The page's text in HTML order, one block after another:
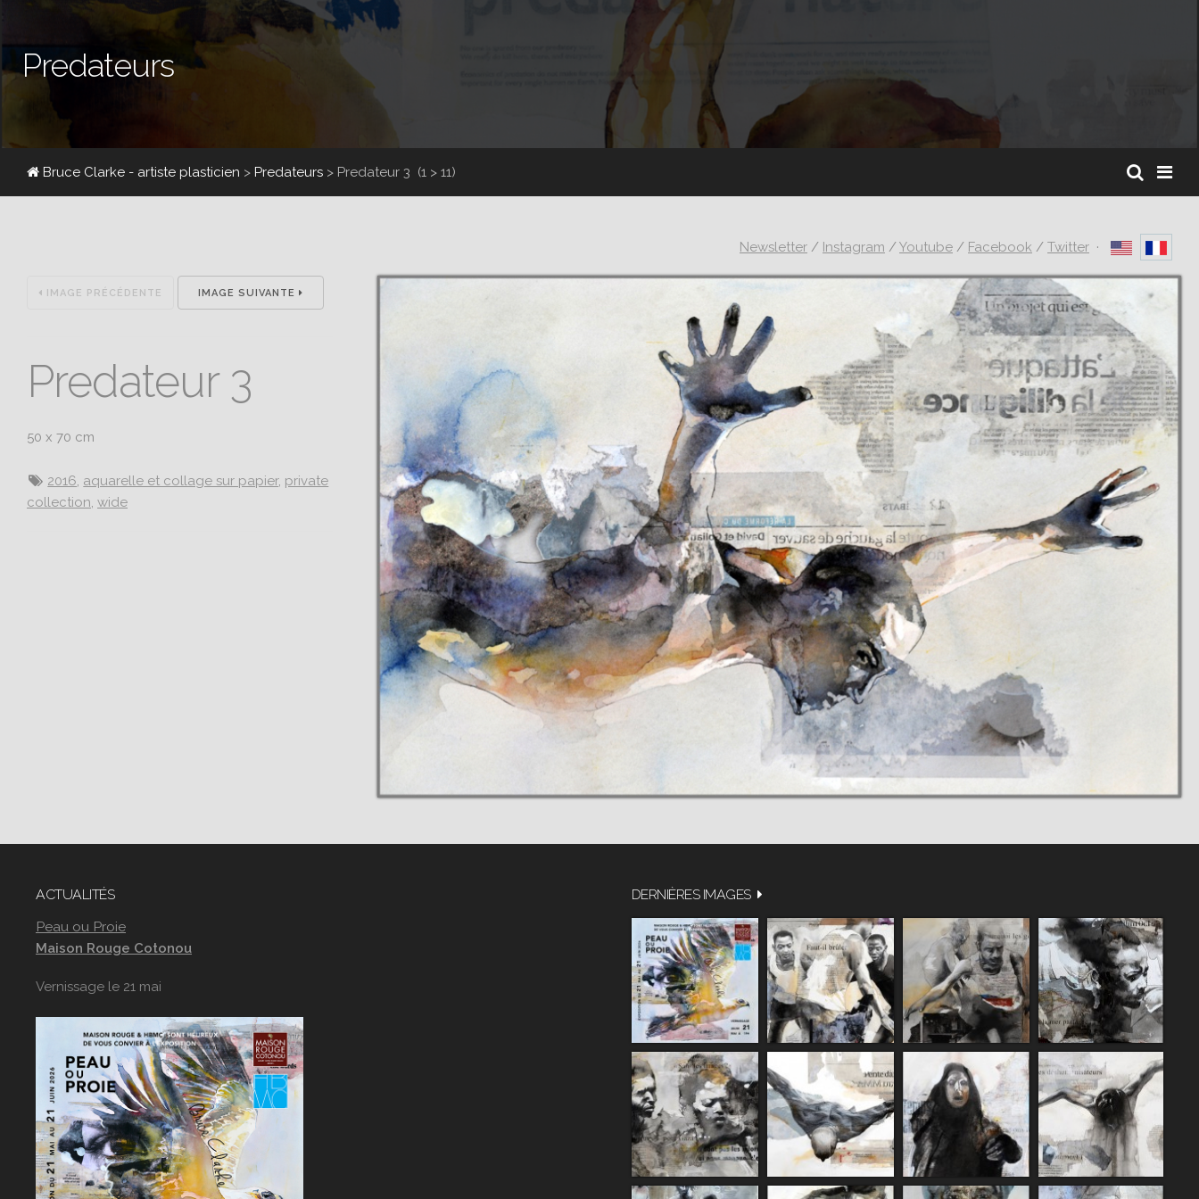
Predateurs
Bruce Clarke - artiste plasticien > Predateurs > Predateur 3 (1 > 11)
Newsletter / Instagram /Youtube / Facebook / Twitter ·
IMAGE PRÉCÉDENTE IMAGE SUIVANTE
Predateur 3
50 x 70 cm
2016, aquarelle et collage sur papier, private
collection,wide
ACTUALITÉS
Peau ou Proie
Maison Rouge Cotonou
Vernissage le 21 mai
DERNIÈRES IMAGES